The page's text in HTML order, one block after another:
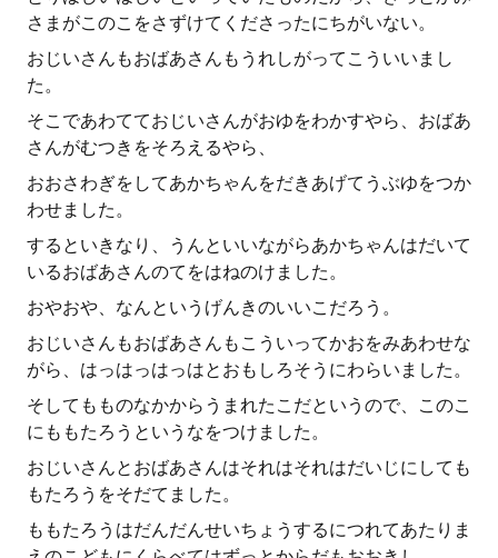
さまがこのこをさずけてくださったにちがいない。
おじいさんもおばあさんもうれしがってこういいまし
た。
そこであわてておじいさんがおゆをわかすやら、おばあ
さんがむつきをそろえるやら、
おおさわぎをしてあかちゃんをだきあげてうぶゆをつか
わせました。
するといきなり、うんといいながらあかちゃんはだいて
いるおばあさんのてをはねのけました。
おやおや、なんというげんきのいいこだろう。
おじいさんもおばあさんもこういってかおをみあわせな
がら、はっはっはっはとおもしろそうにわらいました。
そしてもものなかからうまれたこだというので、このこ
にももたろうというなをつけました。
おじいさんとおばあさんはそれはそれはだいじにしても
もたろうをそだてました。
ももたろうはだんだんせいちょうするにつれてあたりま